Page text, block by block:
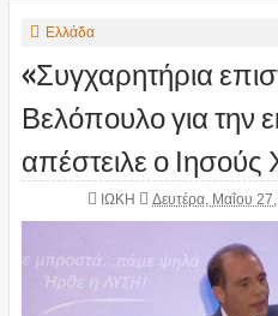
Ελλάδα
«Συγχαρητήρια
Βελόπουλο για την
απέστειλε ο Ιησούς
ΙΩΚΗ Δευτέρα, Μαΐου